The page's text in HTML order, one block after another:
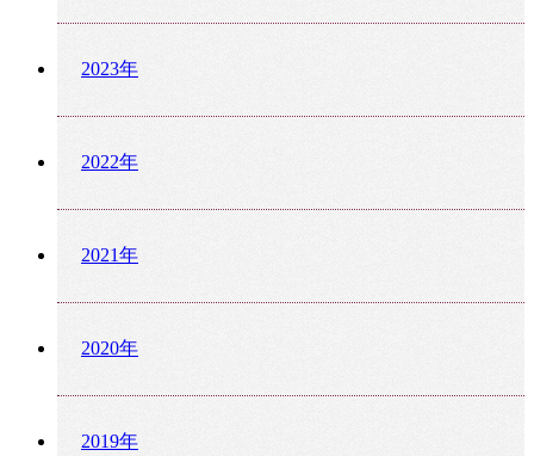
2023年
2022年
2021年
2020年
2019年